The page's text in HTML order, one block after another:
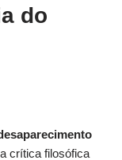
do
crítica filosófica